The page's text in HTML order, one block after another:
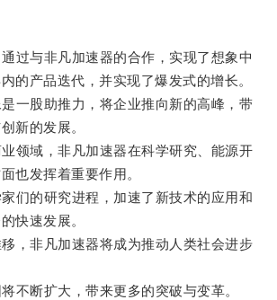
与非凡加速器的合作，实现了想象中
的产品迭代，并实现了爆发式的增长。
股助推力，将企业推向新的高峰，带
新的发展。
域，非凡加速器在科学研究、能源开
也发挥着重要作用。
的研究进程，加速了新技术的应用和
快速发展。
非凡加速器将成为推动人类社会进步
断扩大，带来更多的突破与变革。